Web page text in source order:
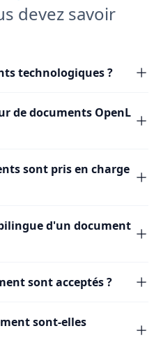
devez savoir
technologiques ?
de documents OpenL
sont pris en charge
d'un document
sont acceptés ?
sont-elles